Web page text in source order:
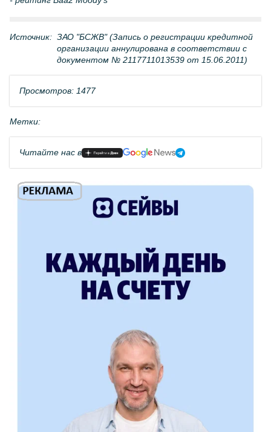
Источник: ЗАО "БСЖВ" (Запись о регистрации кредитной
организации аннулирована в соответствии с
документом № 2117711013539 от 15.06.2011)
Просмотров: 1477
Метки:
Читайте нас в